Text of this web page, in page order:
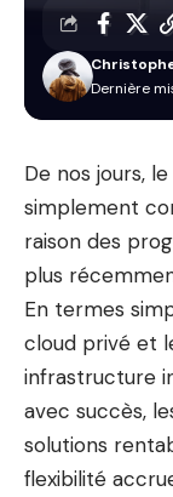
Dernière
De nos jours,
simplement
raison des
plus
En termes
cloud privé et
infrastructure
avec succès,
solutions
flexibilité